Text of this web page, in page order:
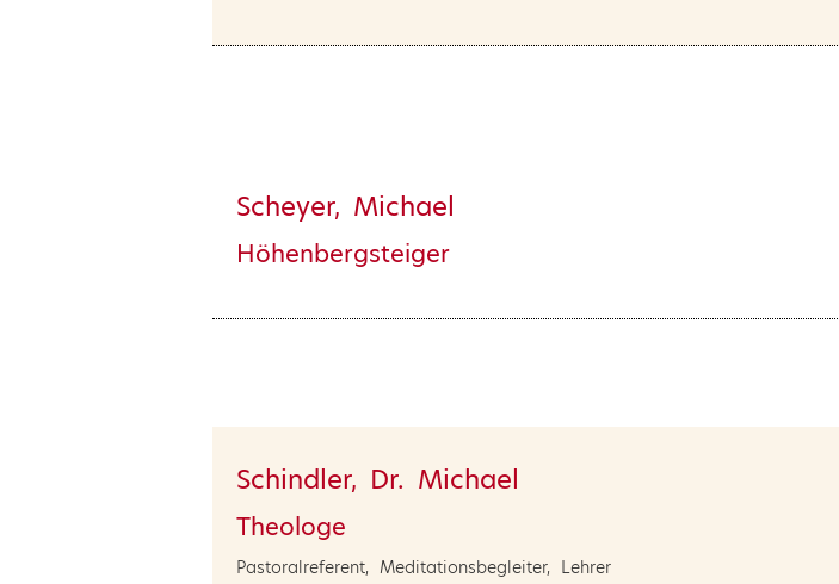
Scheyer, Michael
Höhenbergsteiger
Schindler, Dr. Michael
Theologe
Pastoralreferent, Meditationsbegleiter, Lehrer